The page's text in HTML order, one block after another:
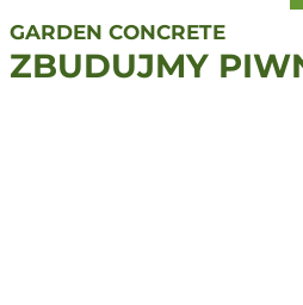
GARDEN CONCRETE
ZBUDUJMY